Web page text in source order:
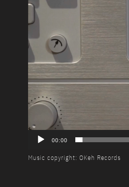
00:00
Music copyright: OKeh Records